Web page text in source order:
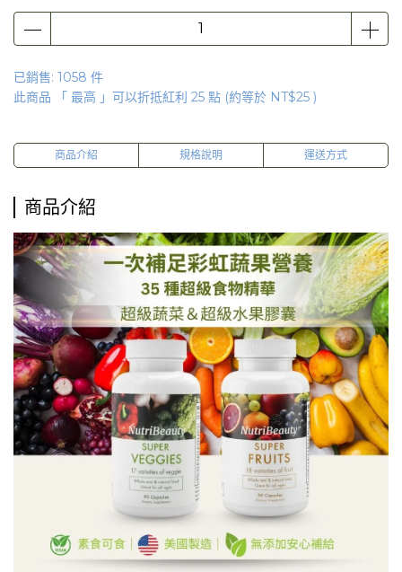
【紙袋加購】妮萃美專用提袋
已銷售: 1058 件
此商品 「 最高 」可以折抵紅利 25 點 (約等於 NT$25 )
商品介紹 規格說明 運送方式
商品介紹